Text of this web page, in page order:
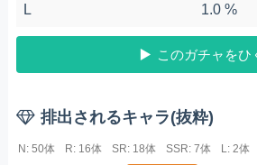
L 1.0 %
このガチャをひ
排出されるキャラ(抜粋)
N: 50体 R: 16体 SR: 18体 SSR: 7体 L: 2体